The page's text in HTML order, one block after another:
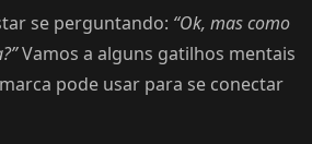
se perguntando: “Ok, mas como
Vamos a alguns gatilhos mentais
pode usar para se conectar